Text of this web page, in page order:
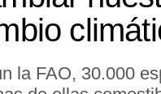
la FAO, 30.000